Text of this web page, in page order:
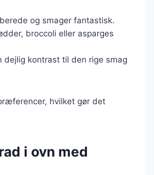
og smager fantastisk.
broccoli eller asparges
dejlig kontrast til den rige smag
hvilket gør det
i ovn med